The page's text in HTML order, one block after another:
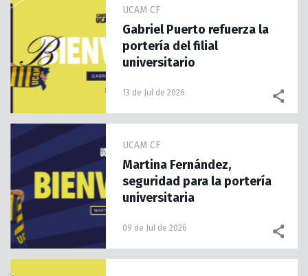
UCAM CF
Gabriel Puerto refuerza la
portería del filial
universitario
13 de Jul de 2026
UCAM CF
Martina Fernández,
seguridad para la portería
universitaria
09 de Jul de 2026